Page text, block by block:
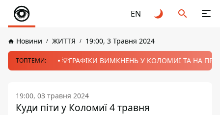
EN
Новини ЖИТТЯ 19:00, 3 Травня 2024
ТОПТЕМИ: 💡ГРАФІКИ ВИМКНЕНЬ У КОЛОМИЇ ТА НА
19:00, 03 травня 2024
Куди піти у Коломиї 4 травня